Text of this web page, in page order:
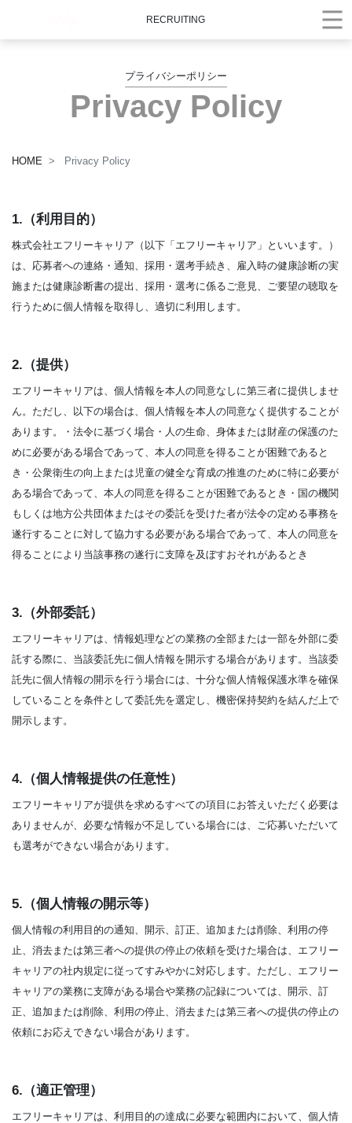
RECRUITING
プライバシーポリシー
Privacy Policy
HOME Privacy Policy
1.（利用目的）
株式会社エフリーキャリア（以下「エフリーキャリア」といいます。）
は、応募者への連絡・通知、採用・選考手続き、雇入時の健康診断の実
施または健康診断書の提出、採用・選考に係るご意見、ご要望の聴取を
行うために個人情報を取得し、適切に利用します。
2.（提供）
エフリーキャリアは、個人情報を本人の同意なしに第三者に提供しませ
ん。ただし、以下の場合は、個人情報を本人の同意なく提供することが
あります。・法令に基づく場合・人の生命、身体または財産の保護のた
めに必要がある場合であって、本人の同意を得ることが困難であると
き・公衆衛生の向上または児童の健全な育成の推進のために特に必要が
ある場合であって、本人の同意を得ることが困難であるとき・国の機関
もしくは地方公共団体またはその委託を受けた者が法令の定める事務を
遂行することに対して協力する必要がある場合であって、本人の同意を
得ることにより当該事務の遂行に支障を及ぼすおそれがあるとき
3.（外部委託）
エフリーキャリアは、情報処理などの業務の全部または一部を外部に委
託する際に、当該委託先に個人情報を開示する場合があります。当該委
託先に個人情報の開示を行う場合には、十分な個人情報保護水準を確保
していることを条件として委託先を選定し、機密保持契約を結んだ上で
開示します。
4.（個人情報提供の任意性）
エフリーキャリアが提供を求めるすべての項目にお答えいただく必要は
ありませんが、必要な情報が不足している場合には、ご応募いただいて
も選考ができない場合があります。
5.（個人情報の開示等）
個人情報の利用目的の通知、開示、訂正、追加または削除、利用の停
止、消去または第三者への提供の停止の依頼を受けた場合は、エフリー
キャリアの社内規定に従ってすみやかに対応します。ただし、エフリー
キャリアの業務に支障がある場合や業務の記録については、開示、訂
正、追加または削除、利用の停止、消去または第三者への提供の停止の
依頼にお応えできない場合があります。
6.（適正管理）
エフリーキャリアは、利用目的の達成に必要な範囲内において、個人情